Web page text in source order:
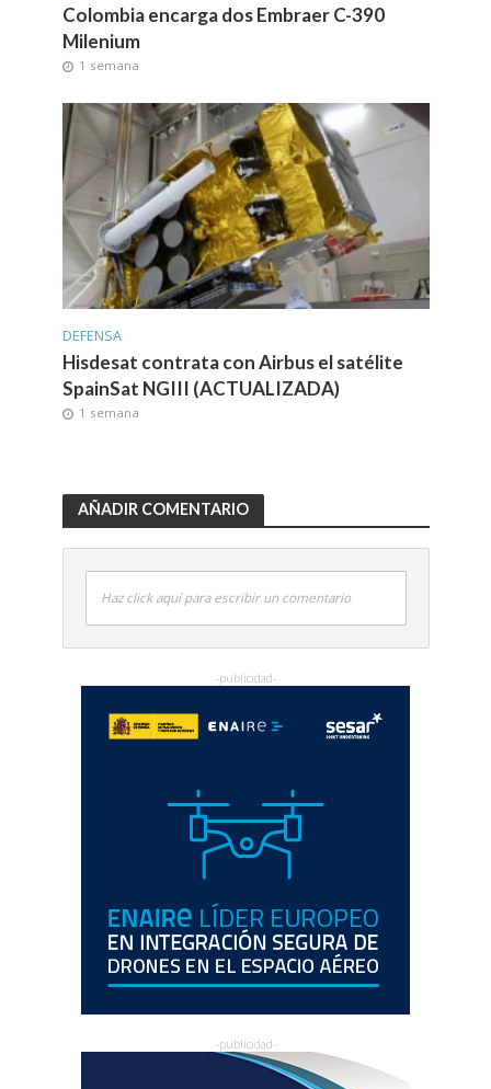
Colombia encarga dos Embraer C-390
Milenium
1 semana
DEFENSA
Hisdesat contrata con Airbus el satélite
SpainSat NGIII (ACTUALIZADA)
1 semana
AÑADIR COMENTARIO
Haz click aquí para escribir un comentario